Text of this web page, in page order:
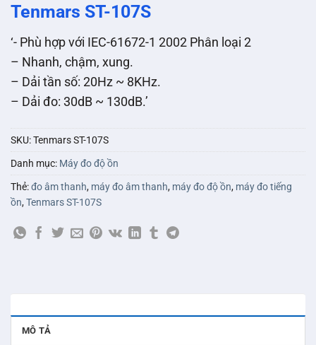
Tenmars ST-107S
‘- Phù hợp với IEC-61672-1 2002 Phân loại 2
– Nhanh, chậm, xung.
– Dải tần số: 20Hz ~ 8KHz.
– Dải đo: 30dB ~ 130dB.’
SKU:Tenmars ST-107S
Danh mục: Máy đo độ ồn
Thẻ:đo âm thanh, máy đo âm thanh, máy đo độ ồn, máy đo tiếng
ồn,Tenmars ST-107S
MÔ TẢ